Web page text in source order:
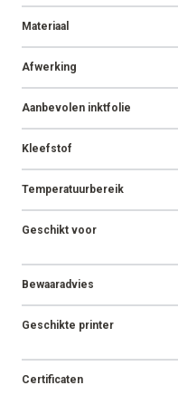
Materiaal
Afwerking
Aanbevolen inktfolie
Kleefstof
Temperatuurbereik
Geschikt voor
Bewaaradvies
Geschikte printer
Certificaten